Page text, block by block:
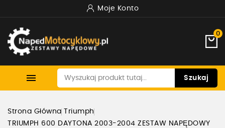
Moje Konto
0
 Szukaj
Strona Główna
Triumph
TRIUMPH 600 DAYTONA 2003-2004 ZESTAW NAPĘDOWY